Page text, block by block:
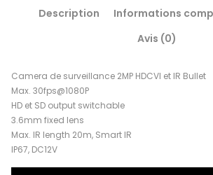
Description
Informations
Avis (0)
Camera de surveillance 2MP HDCVI et IR Bullet
Max. 30fps@1080P
HD et SD output switchable
3.6mm fixed lens
Max. IR length 20m, Smart IR
IP67, DC12V